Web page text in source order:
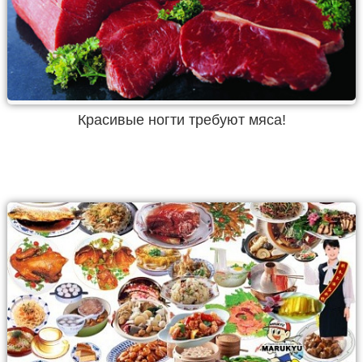
Красивые ногти требуют мяса!